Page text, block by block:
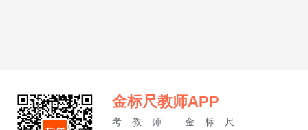
金标尺教师APP
考教师 金标尺